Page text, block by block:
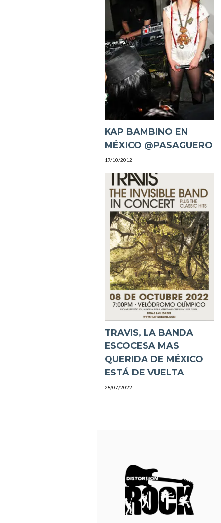
KAP BAMBINO EN
MÉXICO @PASAGUERO
17/10/2012
TRAVIS, LA BANDA
ESCOCESA MAS
QUERIDA DE MÉXICO
ESTÁ DE VUELTA
28/07/2022